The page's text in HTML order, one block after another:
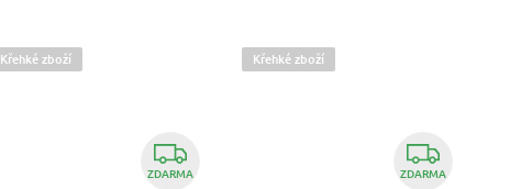
Křehké zboží
ZDARMA
Křehké zboží
ZDARMA